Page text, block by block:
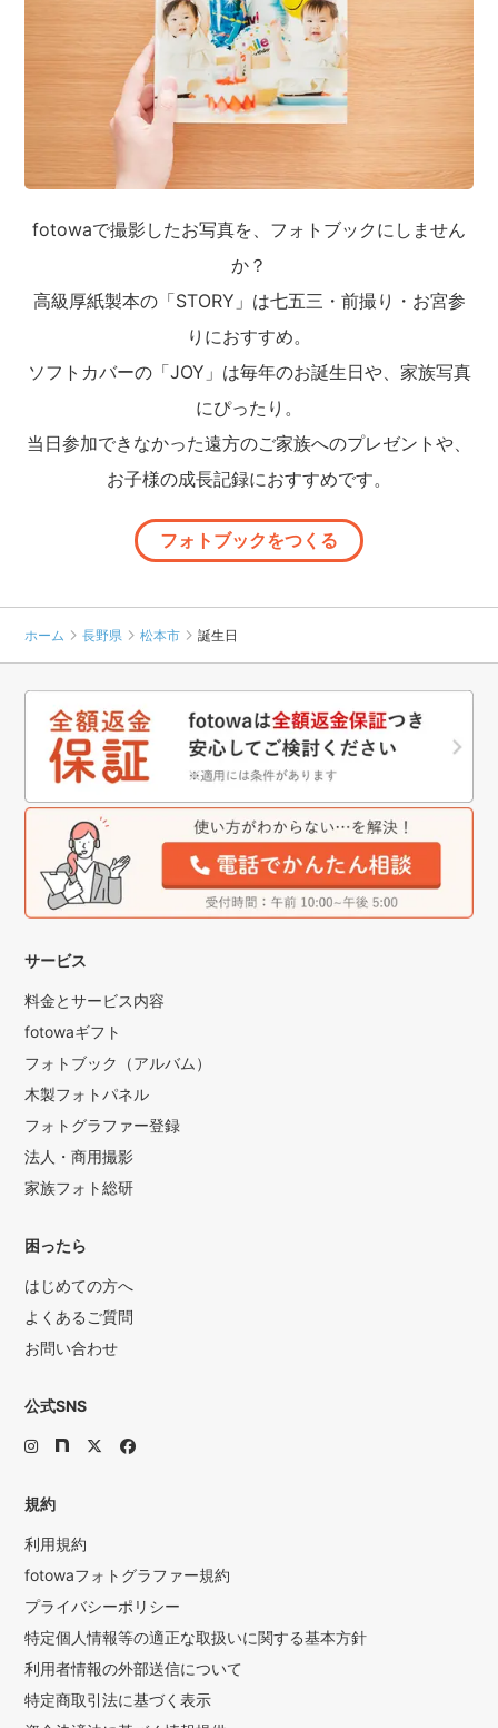
fotowaで撮影したお写真を、フォトブックにしません
か？
高級厚紙製本の「STORY」は七五三・前撮り・お宮参
りにおすすめ。
ソフトカバーの「JOY」は毎年のお誕生日や、家族写真
にぴったり。
当日参加できなかった遠方のご家族へのプレゼントや、
お子様の成長記録におすすめです。
フォトブックをつくる
ホーム 長野県 松本市 誕生日
サービス
料金とサービス内容
fotowaギフト
フォトブック（アルバム）
木製フォトパネル
フォトグラファー登録
法人・商用撮影
家族フォト総研
困ったら
はじめての方へ
よくあるご質問
お問い合わせ
公式SNS
規約
利用規約
fotowaフォトグラファー規約
プライバシーポリシー
特定個人情報等の適正な取扱いに関する基本方針
利用者情報の外部送信について
特定商取引法に基づく表示